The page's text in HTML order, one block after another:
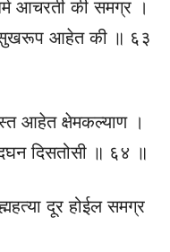
आचरती की समग्र ।
आहेत की ॥ ६३
आहेत क्षेमकल्याण ।
दिसतोसी ॥ ६४ ॥
दूर होईल समग्र